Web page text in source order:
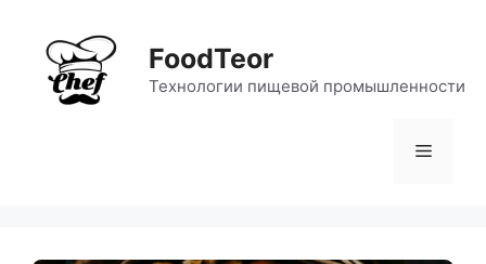
содержимому
FoodTeor
Технологии пищевой промышленности
Меню